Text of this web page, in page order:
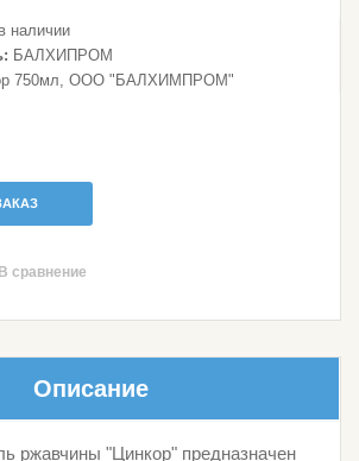
наличии
БАЛХИПРОМ
750мл, ООО "БАЛХИМПРОМ"
В сравнение
Описание
ржавчины "Цинкор" предназначен